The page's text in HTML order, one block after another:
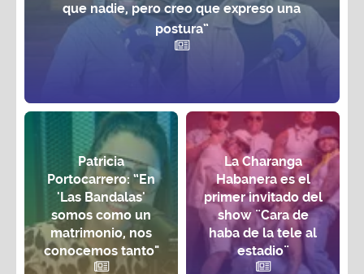
que nadie, pero creo que expreso una
postura”
Patricia
Portocarrero: “En
'Las Bandalas'
somos como un
matrimonio, nos
conocemos tanto"
La Charanga
Habanera es el
primer invitado del
show ¨Cara de
haba de la tele al
estadio¨